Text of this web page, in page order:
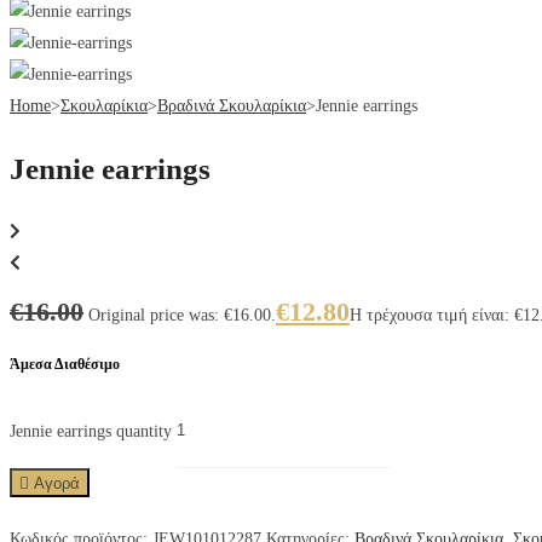
Home>Σκουλαρίκια>Βραδινά Σκουλαρίκια>Jennie earrings
Jennie earrings
€16.00 Original price was: €16.00. €12.80Η τρέχουσα τιμή είναι:
Άμεσα Διαθέσιμο
Jennie earrings quantity
Αγορά